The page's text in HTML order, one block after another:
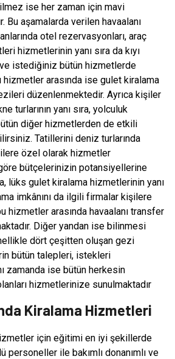
ise her zaman için mavi
Bu aşamalarda verilen havaalanı
otel rezervasyonları, araç
hizmetlerinin yanı sıra da kıyı
istediğiniz bütün hizmetlerde
arasında ise gulet kiralama
düzenlenmektedir. Ayrıca kişiler
turlarının yanı sıra, yolculuk
diğer hizmetlerden de etkili
Tatillerini deniz turlarında
özel olarak hizmetler
bütçelerinizin potansiyellerine
lüks gulet kiralama hizmetlerinin yanı
imkânını da ilgili firmalar kişilere
hizmetler arasında havaalanı transfer
Diğer yandan ise bilinmesi
dört çeşitten oluşan gezi
bütün talepleri, istekleri
zamanda ise bütün herkesin
hizmetlerinize sunulmaktadır
Kiralama Hizmetleri
için eğitimi en iyi şekillerde
personeller ile bakımlı donanımlı ve